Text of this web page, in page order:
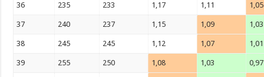
36 235 233 1,17 1,11 1,05
37 240 237 1,15 1,09 1,03
38 245 245 1,12 1,07 1,01
39 255 250 1,08 1,03 0,97